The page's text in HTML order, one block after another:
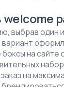
выбрав один
на
на